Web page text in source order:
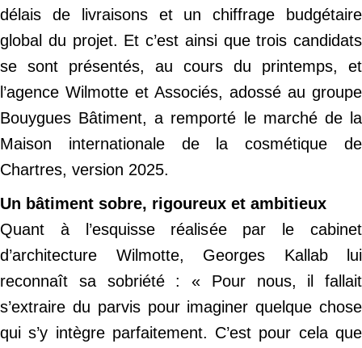
délais de livraisons et un chiffrage budgétaire
global du projet. Et c’est ainsi que trois candidats
se sont présentés, au cours du printemps, et
l’agence Wilmotte et Associés, adossé au groupe
Bouygues Bâtiment, a remporté le marché de la
Maison internationale de la cosmétique de
Chartres, version 2025.
Un bâtiment sobre, rigoureux et ambitieux
Quant à l’esquisse réalisée par le cabinet
d’architecture Wilmotte, Georges Kallab lui
reconnaît sa sobriété : « Pour nous, il fallait
s’extraire du parvis pour imaginer quelque chose
qui s’y intègre parfaitement. C’est pour cela que